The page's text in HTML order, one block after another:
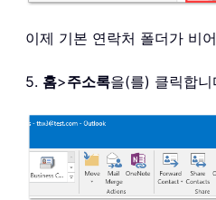
이제 기본 연락처 폴더가 비어
5. 홈>주소록을(를) 클릭합니